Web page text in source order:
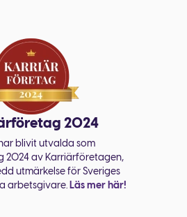
2024
blivit utvalda som
2024 av Karriärföretagen,
utmärkelse för Sveriges
arbetsgivare. Läs mer här!